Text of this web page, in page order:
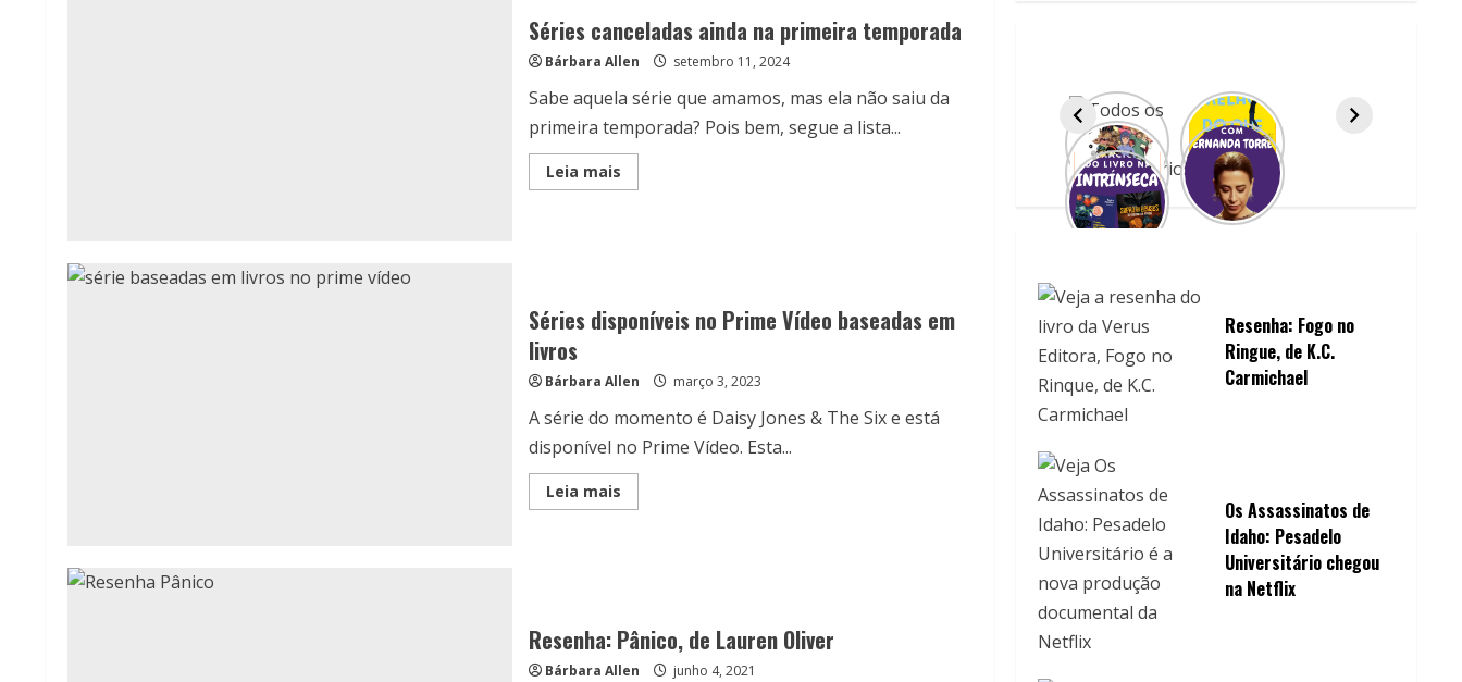
Séries canceladas ainda na primeira temporada
Bárbara Allen setembro 11, 2024
Sabe aquela série que amamos, mas ela não saiu da
primeira temporada? Pois bem, segue a lista...
Leia maisRead
more
Séries disponíveis no Prime Vídeo baseadas em
livros
Bárbara Allen março 3, 2023
A série do momento é Daisy Jones & The Six e está
disponível no Prime Vídeo. Esta...
Leia maisRead
more
em
livros
Resenha: Pânico, de Lauren Oliver
Bárbara Allen junho 4, 2021
Resenha: Fogo no
Ringue, de K.C.
Carmichael
Os Assassinatos de
Idaho: Pesadelo
Universitário chegou
na Netflix